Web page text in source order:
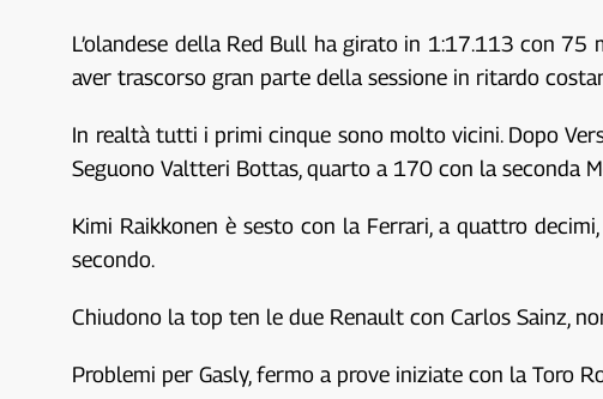
L’olandese della Red Bull ha girato in 1:17.113 con
aver trascorso gran parte della sessione in ritardo
In realtà tutti i primi cinque sono molto vicini. Dopo
Seguono Valtteri Bottas, quarto a 170 con la seconda
Kimi Raikkonen è sesto con la Ferrari, a quattro
secondo.
Chiudono la top ten le due Renault con Carlos Sainz,
Problemi per Gasly, fermo a prove iniziate con la Toro